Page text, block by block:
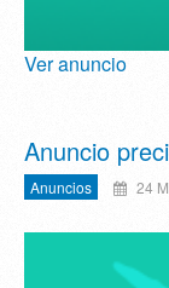
Ver anuncio
Anuncio
Anuncios 24